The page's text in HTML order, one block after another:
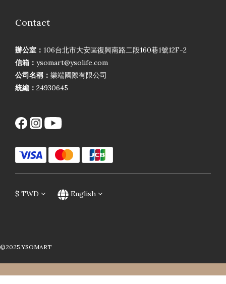
Contact
辦公室： 106台北市大安區復興南路二段160巷1號12F-2
信箱： ysomart@ysolife.com
公司名稱： 樂端國際有限公司
統編： 24930645
$ TWD English
©2025.YSOMART